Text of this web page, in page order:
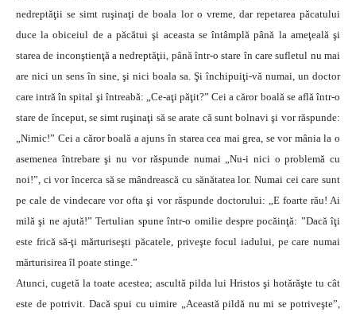
nedreptăţii se simt ruşinaţi de boala lor o vreme, dar repetarea păcatului
duce la obiceiul de a păcătui şi aceasta se întâmplă până la ameţeală şi
starea de inconştienţă a nedreptăţii, până într-o stare în care sufletul nu mai
are nici un sens în sine, şi nici boala sa. Şi închipuiţi-vă numai, un doctor
care intră în spital şi întreabă: „Ce-aţi păţit?” Cei a căror boală se află într-o
stare de început, se simt ruşinaţi să se arate că sunt bolnavi şi vor răspunde:
„Nimic!” Cei a căror boală a ajuns în starea cea mai grea, se vor mânia la o
asemenea întrebare şi nu vor răspunde numai „Nu-i nici o problemă cu
noi!”, ci vor încerca să se mândrească cu sănătatea lor. Numai cei care sunt
pe cale de vindecare vor ofta şi vor răspunde doctorului: „E foarte rău! Ai
milă şi ne ajută!” Tertulian spune într-o omilie despre pocăinţă: ”Dacă îţi
este frică să-ţi mărturiseşti păcatele, priveşte focul iadului, pe care numai
mărturisirea îl poate stinge.”
Atunci, cugetă la toate acestea; ascultă pilda lui Hristos şi hotărăşte tu cât
este de potrivit. Dacă spui cu uimire „Această pildă nu mi se potriveşte”,